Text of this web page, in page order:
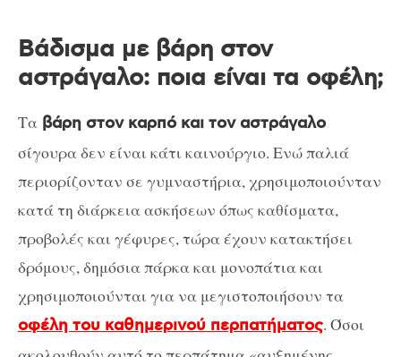
Βάδισμα με βάρη στον
αστράγαλο: ποια είναι τα οφέλη;
Τα βάρη στον καρπό και τον αστράγαλο
σίγουρα δεν είναι κάτι καινούργιο. Ενώ παλιά
περιορίζονταν σε γυμναστήρια, χρησιμοποιούνταν
κατά τη διάρκεια ασκήσεων όπως καθίσματα,
προβολές και γέφυρες, τώρα έχουν κατακτήσει
δρόμους, δημόσια πάρκα και μονοπάτια και
χρησιμοποιούνται για να μεγιστοποιήσουν τα
οφέλη του καθημερινού περπατήματος. Όσοι